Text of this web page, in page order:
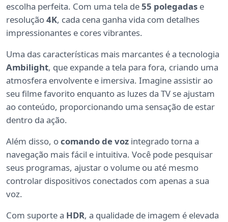
escolha perfeita. Com uma tela de55 polegadas e
resolução4K, cada cena ganha vida com detalhes
impressionantes e cores vibrantes.
Uma das características mais marcantes é a tecnologia
Ambilight, que expande a tela para fora, criando uma
atmosfera envolvente e imersiva. Imagine assistir ao
seu filme favorito enquanto as luzes da TV se ajustam
ao conteúdo, proporcionando uma sensação de estar
dentro da ação.
Além disso, ocomando de voz integrado torna a
navegação mais fácil e intuitiva. Você pode pesquisar
seus programas, ajustar o volume ou até mesmo
controlar dispositivos conectados com apenas a sua
voz.
Com suporte a HDR, a qualidade de imagem é elevada